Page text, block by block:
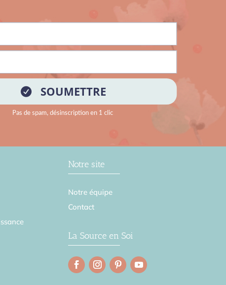
Notre site
Notre équipe
Contact
La Source en Soi